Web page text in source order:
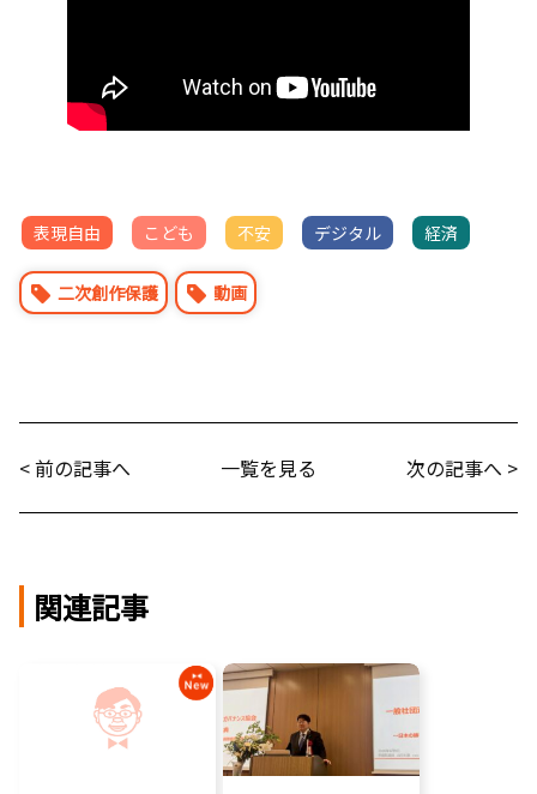
表現自由 こども 不安 デジタル 経済
二次創作保護 動画
< 前の記事へ 一覧を見る 次の記事へ >
関連記事